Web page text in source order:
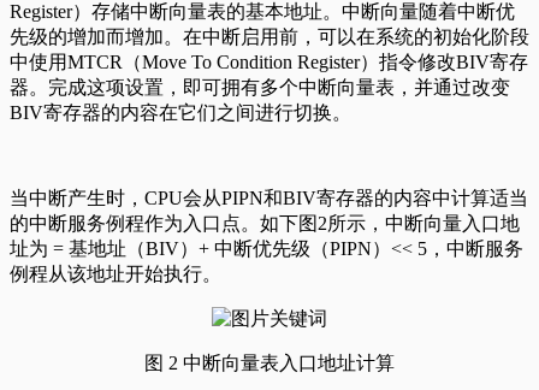
Register）存储中断向量表的基本地址。中断向量随着中断优
先级的增加而增加。在中断启用前，可以在系统的初始化阶段
中使用MTCR（Move To Condition Register）指令修改BIV寄存
器。完成这项设置，即可拥有多个中断向量表，并通过改变
BIV寄存器的内容在它们之间进行切换。
当中断产生时，CPU会从PIPN和BIV寄存器的内容中计算适当
的中断服务例程作为入口点。如下图2所示，中断向量入口地
址为 = 基地址（BIV）+ 中断优先级（PIPN）<< 5，中断服务
例程从该地址开始执行。
图 2 中断向量表入口地址计算